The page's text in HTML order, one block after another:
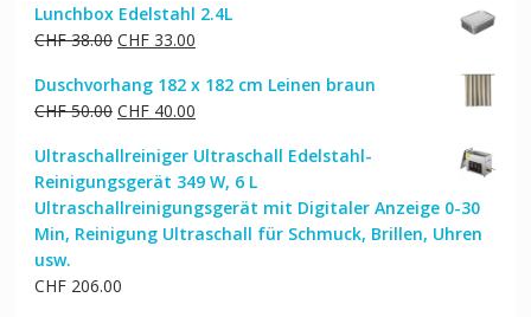
Lunchbox Edelstahl 2.4L
CHF38.00 Ursprünglicher
war:
CHF 38.00
CHF33.00Aktueller
ist:
CHF 33.00.
Duschvorhang 182 x 182 cm Leinen braun
CHF50.00 Ursprünglicher
war:
CHF 50.00
CHF40.00Aktueller
ist:
CHF 40.00.
Ultraschallreiniger Ultraschall Edelstahl-
Reinigungsgerät 349 W, 6 L
Ultraschallreinigungsgerät mit Digitaler Anzeige 0-30
Min, Reinigung Ultraschall für Schmuck, Brillen, Uhren
usw.
CHF206.00